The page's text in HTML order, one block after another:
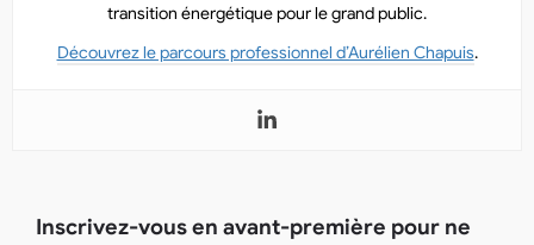
transition énergétique pour le grand public.
Découvrez le parcours professionnel d’Aurélien Chapuis.
Inscrivez-vous en avant-première pour ne